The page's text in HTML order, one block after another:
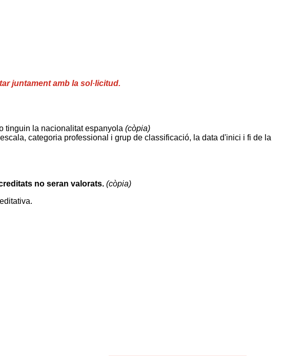
juntament amb la sol·licitud.
tinguin la nacionalitat espanyola (còpia)
categoria professional i grup de classificació, la data d'inici i fi de la
no seran valorats. (còpia)